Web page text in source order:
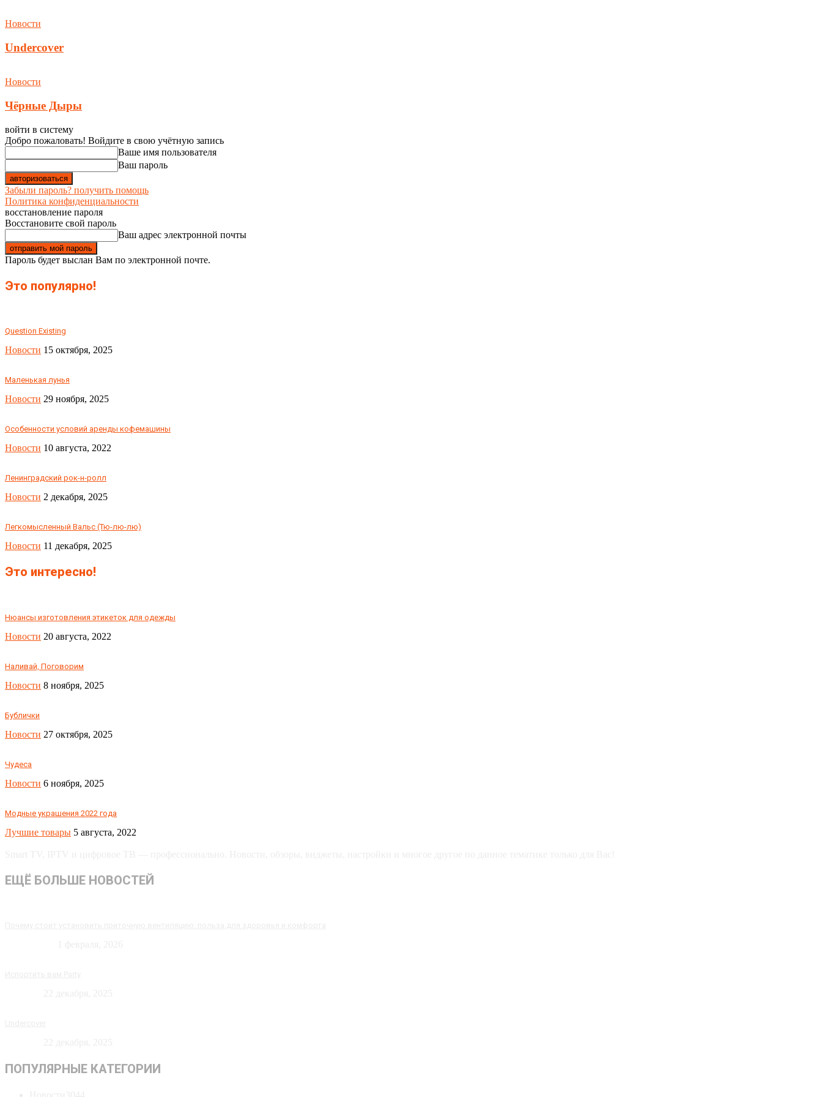
Новости
Undercover
Новости
Чёрные Дыры
войти в систему
Добро пожаловать! Войдите в свою учётную запись
Ваше имя пользователя
Ваш пароль
Забыли пароль? получить помощь
Политика конфиденциальности
восстановление пароля
Восстановите свой пароль
Ваш адрес электронной почты
Пароль будет выслан Вам по электронной почте.
Это популярно!
Question Existing
Новости 15 октября, 2025
Маленькая лунья
Новости 29 ноября, 2025
Особенности условий аренды кофемашины
Новости 10 августа, 2022
Ленинградский рок-н-ролл
Новости 2 декабря, 2025
Легкомысленный Вальс (Тю-лю-лю)
Новости 11 декабря, 2025
Это интересно!
Нюансы изготовления этикеток для одежды
Новости 20 августа, 2022
Наливай, Поговорим
Новости 8 ноября, 2025
Бублички
Новости 27 октября, 2025
Чудеса
Новости 6 ноября, 2025
Модные украшения 2022 года
Лучшие товары 5 августа, 2022
ЕЩЁ БОЛЬШЕ НОВОСТЕЙ
ПОПУЛЯРНЫЕ КАТЕГОРИИ